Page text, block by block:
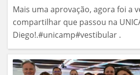
Mais uma aprovação, agora foi a
compartilhar que passou na
Diego!.#unicamp#vestibular .